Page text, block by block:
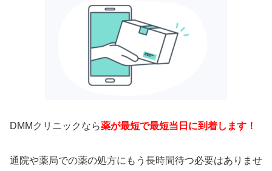
DMMクリニックなら薬が最短で最短当日に到着します！
通院や薬局での薬の処方にもう長時間待つ必要はありませ